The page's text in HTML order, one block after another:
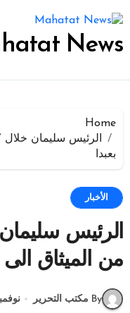
إلى
المحتوى
News
Home
الرئيس سليمان خلال
بعبدا
الأخبار
الرئيس سليمان
من الميثاق الى
By مكتب التحرير نوفمبر 16,